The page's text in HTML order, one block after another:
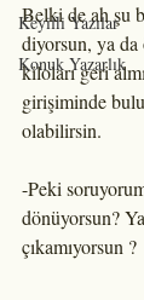
Keyifli Yazılar
Konuk Yazarlık
Belki de ah şu
diyorsun, ya
kiloları geri
girişiminde
olabilirsin.
-Peki
dönüyorsun?
çıkamıyorsun ?